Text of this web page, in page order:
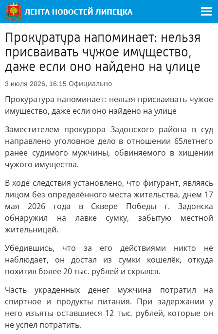
Прокуратура напоминает: нельзя
присваивать чужое имущество,
даже если оно найдено на улице
3 июля 2026, 16:15 Официально
Прокуратура напоминает: нельзя присваивать чужое
имущество, даже если оно найдено на улице
Заместителем прокурора Задонского района в суд
направлено уголовное дело в отношении 65летнего
ранее судимого мужчины, обвиняемого в хищении
чужого имущества.
В ходе следствия установлено, что фигурант, являясь
лицом без определённого места жительства, днем 17
мая 2026 года в Сквере Победы г. Задонска
обнаружил на лавке сумку, забытую местной
жительницей.
Убедившись, что за его действиями никто не
наблюдает, он достал из сумки кошелёк, откуда
похитил более 20 тыс. рублей и скрылся.
Часть украденных денег мужчина потратил на
спиртное и продукты питания. При задержании у
него изъяты оставшиеся 12 тыс. рублей, которые он
не успел потратить.